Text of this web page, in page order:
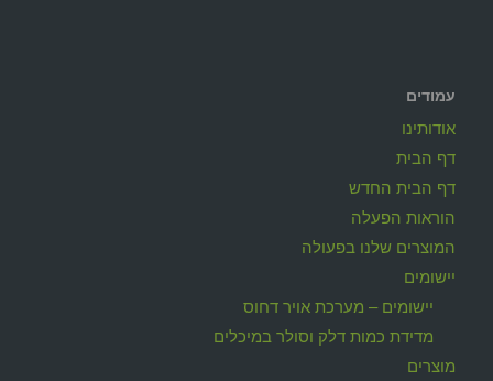
עמודים
אודותינו
דף הבית
דף הבית החדש
הוראות הפעלה
המוצרים שלנו בפעולה
יישומים
יישומים – מערכת אויר דחוס
מדידת כמות דלק וסולר במיכלים
מוצרים